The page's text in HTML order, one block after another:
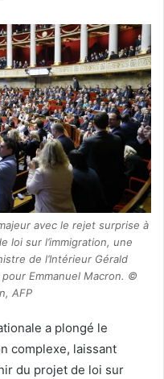
avec le rejet surprise à
loi sur l’immigration, une
de l’Intérieur Gérald
Emmanuel Macron. ©
AFP
a plongé le
complexe, laissant
du projet de loi sur